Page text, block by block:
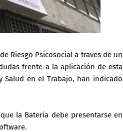
Riesgo Psicosocial a traves de un
frente a la aplicación de esta
Salud en el Trabajo, han indicado
la Batería debe presentarse en